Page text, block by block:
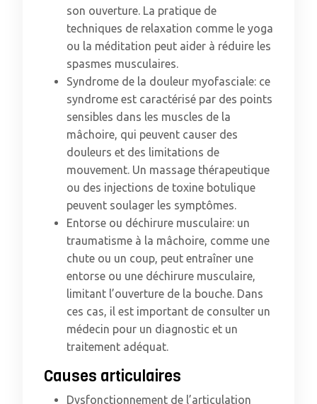
son ouverture. La pratique de
techniques de relaxation comme le yoga
ou la méditation peut aider à réduire les
spasmes musculaires.
Syndrome de la douleur myofasciale: ce
syndrome est caractérisé par des points
sensibles dans les muscles de la
mâchoire, qui peuvent causer des
douleurs et des limitations de
mouvement. Un massage thérapeutique
ou des injections de toxine botulique
peuvent soulager les symptômes.
Entorse ou déchirure musculaire: un
traumatisme à la mâchoire, comme une
chute ou un coup, peut entraîner une
entorse ou une déchirure musculaire,
limitant l’ouverture de la bouche. Dans
ces cas, il est important de consulter un
médecin pour un diagnostic et un
traitement adéquat.
Causes articulaires
Dysfonctionnement de l’articulation